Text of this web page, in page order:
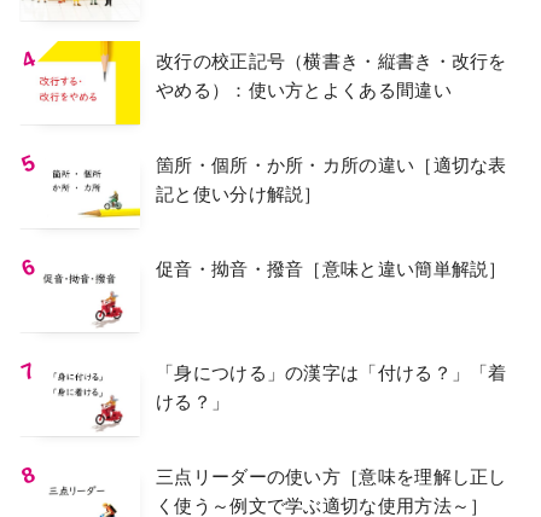
改行の校正記号（横書き・縦書き・改行を
やめる）：使い方とよくある間違い
箇所・個所・か所・カ所の違い［適切な表
記と使い分け解説］
促音・拗音・撥音［意味と違い簡単解説］
「身につける」の漢字は「付ける？」「着
ける？」
三点リーダーの使い方［意味を理解し正し
く使う～例文で学ぶ適切な使用方法～］